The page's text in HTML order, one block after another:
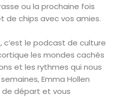
ou la prochaine fois
de chips avec vos amies.
c’est le podcast de culture
les mondes cachés
et les rythmes qui nous
Emma Hollen
départ et vous